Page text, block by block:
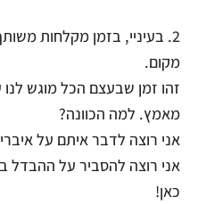
2. בעיניי, בזמן מקלחות
מקום.
זהו זמן שבעצם הכל מוגש
מאמץ. למה הכוונה?
אני רוצה לדבר איתם על
אני רוצה להסביר על ההבדל
כאן!